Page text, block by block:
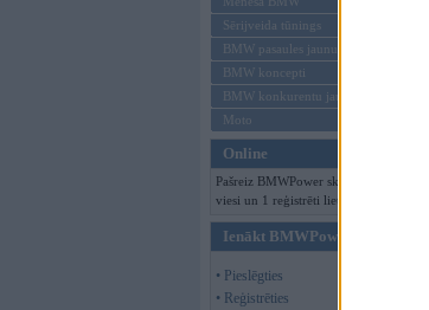
Sērijveida tūnings
BMW pasaules jaunumi
BMW koncepti
BMW konkurentu jaunumi
Moto
Online
Pašreiz BMWPower skatās 162
viesi un 1 reģistrēti lietotāji.
Ienākt BMWPower
• Pieslēgties
• Reģistrēties